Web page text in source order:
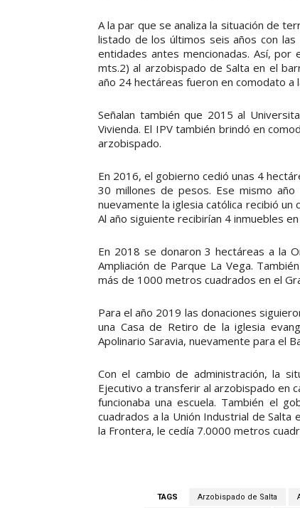
A la par que se analiza la situación de
listado de los últimos seis años con
entidades antes mencionadas. Así,
mts.2) al arzobispado de Salta en el
año 24 hectáreas fueron en comodato a
Señalan también que 2015 al
Vivienda. El IPV también brindó en
arzobispado.
En 2016, el gobierno cedió unas 4
30 millones de pesos. Ese mismo
nuevamente la iglesia católica recibió
Al año siguiente recibirían 4 inmuebles
En 2018 se donaron 3 hectáreas a la
Ampliación de Parque La Vega.
más de 1000 metros cuadrados en el
Para el año 2019 las donaciones
una Casa de Retiro de la iglesia
Apolinario Saravia, nuevamente para el
Con el cambio de administración, la
Ejecutivo a transferir al arzobispado en
funcionaba una escuela. También el
cuadrados a la Unión Industrial de
la Frontera, le cedía 7.0000 metros
TAGS Arzobispado de Salta